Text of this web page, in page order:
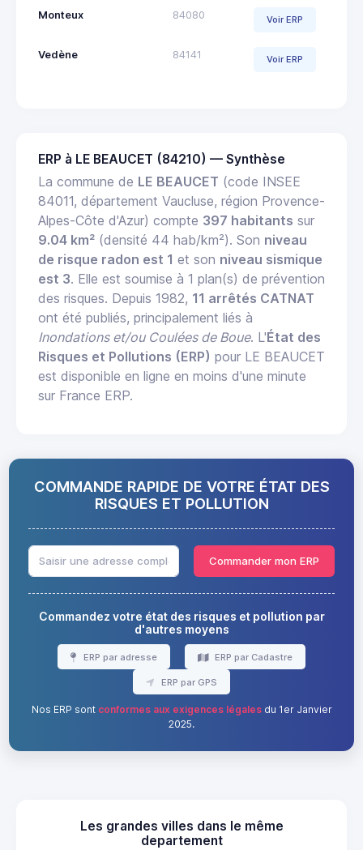
Monteux 84080 Voir ERP
Vedène 84141 Voir ERP
ERP à LE BEAUCET (84210) — Synthèse
La commune de LE BEAUCET (code INSEE
84011, département Vaucluse, région Provence-
Alpes-Côte d'Azur) compte 397 habitants sur
9.04 km² (densité 44 hab/km²). Son niveau
de risque radon est 1 et son niveau sismique
est 3. Elle est soumise à 1 plan(s) de prévention
des risques. Depuis 1982, 11 arrêtés CATNAT
ont été publiés, principalement liés à
Inondations et/ou Coulées de Boue. L'État des
Risques et Pollutions (ERP) pour LE BEAUCET
est disponible en ligne en moins d'une minute
sur France ERP.
COMMANDE RAPIDE DE VOTRE ÉTAT DES
RISQUES ET POLLUTION
Commander mon ERP
Commandez votre état des risques et pollution par
d'autres moyens
ERP par adresse ERP par Cadastre
ERP par GPS
Nos ERP sont conformes aux exigences légalesdu 1er Janvier
2025.
Les grandes villes dans le même
departement